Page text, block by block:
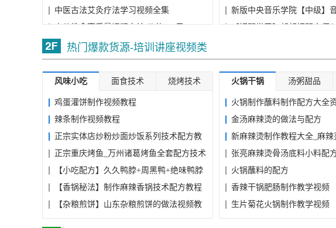
中医古法艾灸疗法学习视频全集
熟练掌握理疗养生保健按摩手法
新版中央音乐学院【中级】
热门爆款货源-培训讲座视频类
风味小吃 面食技术 烧烤技术
鸡蛋灌饼制作视频教程
辣条制作视频教程
正宗实体店炒粉炒面炒饭系列技术配方教
程...
正宗重庆烤鱼_万州诸葛烤鱼全套配方技术
教...
【小吃配方】久久鸭脖+周黑鸭+绝味鸭脖
子...
【香锅秘法】制作麻辣香锅技术配方教程
【杂粮煎饼】山东杂粮煎饼的做法视频教
火锅干锅 汤粥甜品
火锅制作蘸料制作配方大全
金汤麻辣烫的做法与配方
新麻辣烫制作教程大全_麻辣
麻...
张亮麻辣烫骨汤底料小料配
火锅蘸料的配方
香辣干锅肥肠制作教学视频
生片菊花火锅制作教学视频